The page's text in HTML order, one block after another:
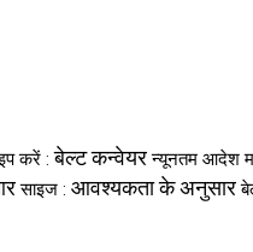
करें :बेल्ट कन्वेयर न्यूनतम आदेश
साइज : आवश्यकता के अनुसार